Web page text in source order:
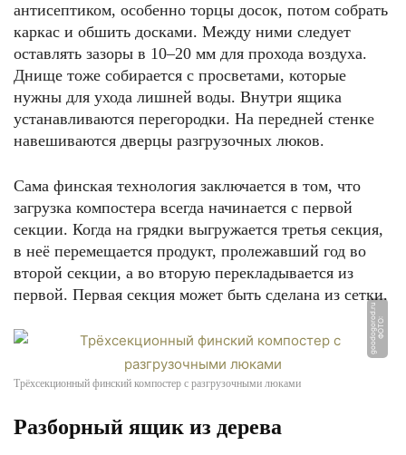
антисептиком, особенно торцы досок, потом собрать
каркас и обшить досками. Между ними следует
оставлять зазоры в 10–20 мм для прохода воздуха.
Днище тоже собирается с просветами, которые
нужны для ухода лишней воды. Внутри ящика
устанавливаются перегородки. На передней стенке
навешиваются дверцы разгрузочных люков.
Сама финская технология заключается в том, что
загрузка компостера всегда начинается с первой
секции. Когда на грядки выгружается третья секция,
в неё перемещается продукт, пролежавший год во
второй секции, а во вторую перекладывается из
первой. Первая секция может быть сделана из сетки.
Ф
О
Т
О:
g
o
o
d
o
g
o
r
o
d.
r
u
Трёхсекционный финский компостер с разгрузочными люками
Разборный ящик из дерева